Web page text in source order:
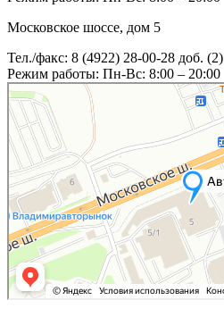
Московское шоссе, дом 5
Тел./факс: 8 (4922) 28-00-28 доб. (2)
Режим работы: Пн-Вс: 8:00 – 20:00